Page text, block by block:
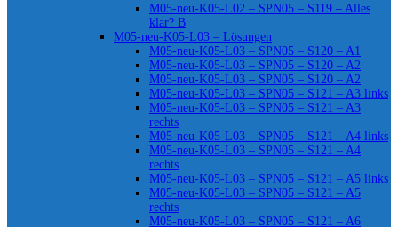
M05-neu-K05-L02 – SPN05 – S119 – Alles
klar? B
M05-neu-K05-L03 – Lösungen
M05-neu-K05-L03 – SPN05 – S120 – A1
M05-neu-K05-L03 – SPN05 – S120 – A2
M05-neu-K05-L03 – SPN05 – S120 – A2
M05-neu-K05-L03 – SPN05 – S121 – A3 links
M05-neu-K05-L03 – SPN05 – S121 – A3
rechts
M05-neu-K05-L03 – SPN05 – S121 – A4 links
M05-neu-K05-L03 – SPN05 – S121 – A4
rechts
M05-neu-K05-L03 – SPN05 – S121 – A5 links
M05-neu-K05-L03 – SPN05 – S121 – A5
rechts
M05-neu-K05-L03 – SPN05 – S121 – A6